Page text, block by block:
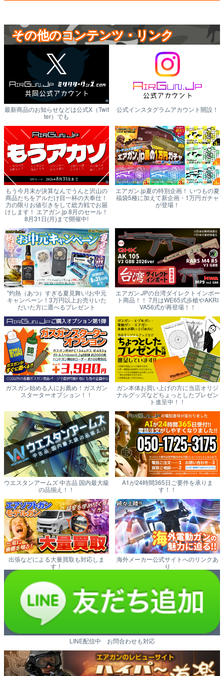
その他のコンテンツ・リンク
最新商品のお知らせなどは公式X（Twit
ter）でも
公式インスタグラムアカウント開設！
もう今月末が決算なんでうんと沢山の
商品たちをアルだけ目一杯の大奉仕！
力の限りお値引きをして総力戦でお届
けします！ エアガン.jp 8月のセール！
8月31日(月)まで開催中!
エアガン.jp夏の特別企画！ いつもの夏
福袋5種に加えて新企画・1万円ガチャ
が登場！
"灼熱（あつ）すぎる夏見舞い!お中元
キャンペーン！3万円以上お売りいた
だいた方に選べるプレゼント
エアガン.JPの台湾ダイレクトインポー
ト商品！！ 7月はWE65式歩槍やAKRI
VA56式が再登場！！
ガスガン始める人にお薦め！ガスガン
スターターオプション！！
ガン本体お買い上げの方に当店オリジ
ナルグッズなどちょっとしたプレゼン
ト進呈中！！
ウエスタンアームズ 中古品 国内最大級
の品揃え！！
A1が24時間365日ご要件を承りま
す！！
出張などによる大量買取も対応しま
す！
海外メーカー公式サイトへのリンクあ
り
LINE配信中 お問合わせも対応